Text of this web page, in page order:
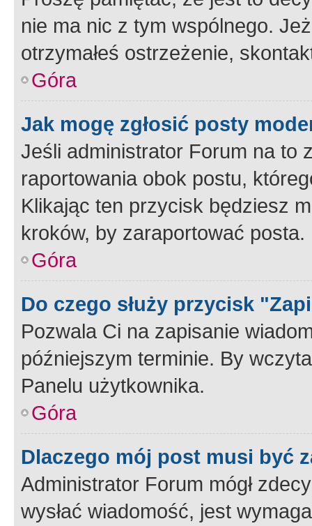
nie ma nic z tym wspólnego.
otrzymałeś ostrzeżenie,
Góra
Jak mogę zgłosić posty
Jeśli administrator Forum na to
raportowania obok postu,
Klikając ten przycisk będziesz
kroków, by zaraportować posta.
Góra
Do czego służy przycisk
Pozwala Ci na zapisanie
późniejszym terminie. By
Panelu użytkownika.
Góra
Dlaczego mój post musi być
Administrator Forum mógł
wysłać wiadomość, jest